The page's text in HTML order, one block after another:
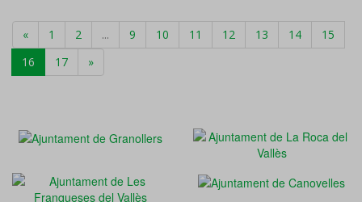
« 1 2 ... 9 10 11 12 13 14
15
16
17 »